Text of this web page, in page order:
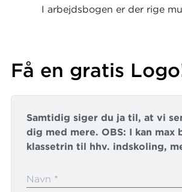
I arbejdsbogen er der rige
Evalueringssiderne giver
nået målene for
Få en gratis
Samtidig siger du ja til, at vi
dig med mere. OBS: I kan
klassetrin til hhv. indskoling,
Navn *